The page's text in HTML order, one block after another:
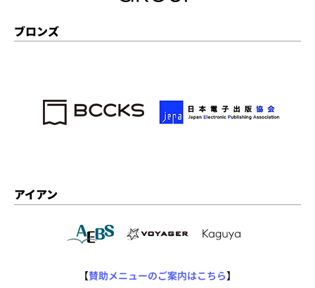
ブロンズ
アイアン
【賛助メニューのご案内はこちら】